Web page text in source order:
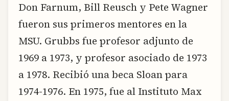
Don Farnum, Bill Reusch y Pete Wagner
fueron sus primeros mentores en la
MSU. Grubbs fue profesor adjunto de
1969 a 1973, y profesor asociado de 1973
a 1978. Recibió una beca Sloan para
1974-1976. En 1975, fue al Instituto Max